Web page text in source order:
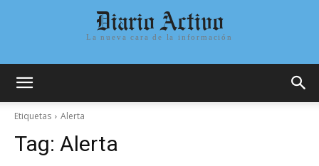
Diario Activo
La nueva cara de la información
Etiquetas Alerta
Tag: Alerta